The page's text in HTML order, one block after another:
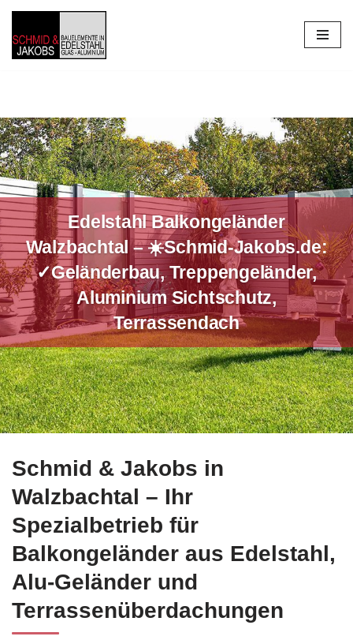
Zum
Inhalt
Edelstahl Balkongeländer
Walzbachtal – ☀️Schmid-Jakobs.de:
✓Geländerbau, Treppengeländer,
Aluminium Sichtschutz,
Terrassendach
☀️Schmid-Jakobs.de in Walzbachtal bietet Ihnen Edelstahl
Schmid & Jakobs in
Walzbachtal – Ihr
Spezialbetrieb für
Balkongeländer aus Edelstahl,
Alu-Geländer und
Terrassenüberdachungen